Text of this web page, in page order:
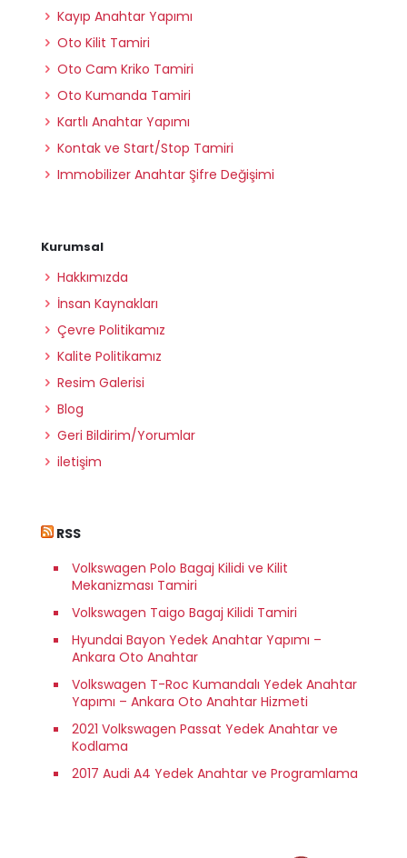
Kayıp Anahtar Yapımı
Oto Kilit Tamiri
Oto Cam Kriko Tamiri
Oto Kumanda Tamiri
Kartlı Anahtar Yapımı
Kontak ve Start/Stop Tamiri
Immobilizer Anahtar Şifre Değişimi
Kurumsal
Hakkımızda
İnsan Kaynakları
Çevre Politikamız
Kalite Politikamız
Resim Galerisi
Blog
Geri Bildirim/Yorumlar
iletişim
RSS
Volkswagen Polo Bagaj Kilidi ve Kilit
Mekanizması Tamiri
Volkswagen Taigo Bagaj Kilidi Tamiri
Hyundai Bayon Yedek Anahtar Yapımı –
Ankara Oto Anahtar
Volkswagen T-Roc Kumandalı Yedek Anahtar
Yapımı – Ankara Oto Anahtar Hizmeti
2021 Volkswagen Passat Yedek Anahtar ve
Kodlama
2017 Audi A4 Yedek Anahtar ve Programlama